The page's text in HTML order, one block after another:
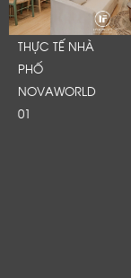
THỰC TẾ NHÀ
PHỐ
NOVAWORLD
01